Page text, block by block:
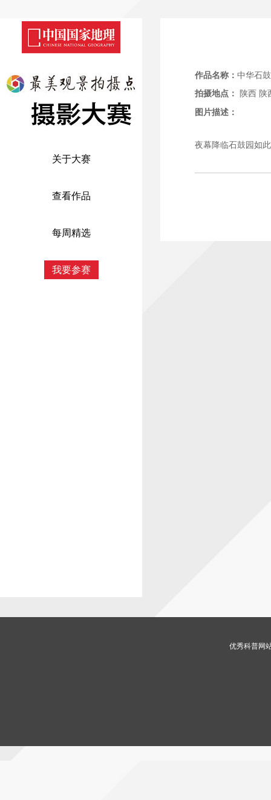
关于大赛
查看作品
每周精选
我要参赛
作品名称： 中华石
拍摄地点：
陕西 陕
图片描述：
夜幕降临石鼓园如
优秀科普网